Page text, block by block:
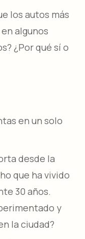
los autos más
algunos
¿Por qué sí o
en un solo
desde la
que ha vivido
30 años.
y
la ciudad?